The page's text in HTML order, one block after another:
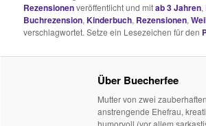
Rezensionenveröffentlicht und mitab 3 Jahren,
Buchrezension,Kinderbuch, Rezensionen,
verschlagwortet. Setze ein Lesezeichen für den
Über Buecherfee
Mutter von zwei
anstrengende Ehefrau,